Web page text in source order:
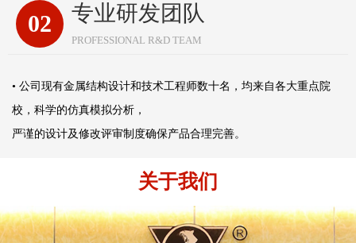
02 专业研发团队
PROFESSIONAL R&D TEAM
• 公司现有金属结构设计和技术工程师数十名，均来自各大重点院
校，科学的仿真模拟分析，
严谨的设计及修改评审制度确保产品合理完善。
关于我们